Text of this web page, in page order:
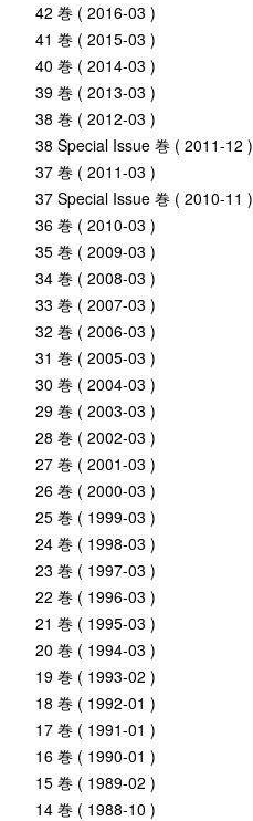
42 巻 ( 2016-03 )
41 巻 ( 2015-03 )
40 巻 ( 2014-03 )
39 巻 ( 2013-03 )
38 巻 ( 2012-03 )
38 Special Issue 巻 ( 2011-12 )
37 巻 ( 2011-03 )
37 Special Issue 巻 ( 2010-11 )
36 巻 ( 2010-03 )
35 巻 ( 2009-03 )
34 巻 ( 2008-03 )
33 巻 ( 2007-03 )
32 巻 ( 2006-03 )
31 巻 ( 2005-03 )
30 巻 ( 2004-03 )
29 巻 ( 2003-03 )
28 巻 ( 2002-03 )
27 巻 ( 2001-03 )
26 巻 ( 2000-03 )
25 巻 ( 1999-03 )
24 巻 ( 1998-03 )
23 巻 ( 1997-03 )
22 巻 ( 1996-03 )
21 巻 ( 1995-03 )
20 巻 ( 1994-03 )
19 巻 ( 1993-02 )
18 巻 ( 1992-01 )
17 巻 ( 1991-01 )
16 巻 ( 1990-01 )
15 巻 ( 1989-02 )
14 巻 ( 1988-10 )